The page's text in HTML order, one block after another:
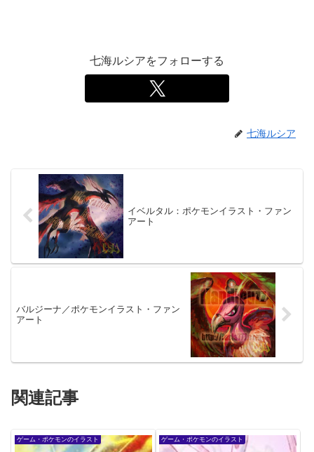
七海ルシアをフォローする
七海ルシア
イベルタル：ポケモンイラスト・ファン
アート
バルジーナ／ポケモンイラスト・ファン
アート
関連記事
ゲーム・ポケモンのイラスト ゲーム・ポケモンのイラスト